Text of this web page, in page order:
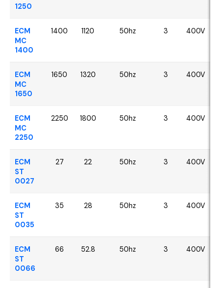
1250
ECM
MC
1400
1400 1120 50hz 3 400V
ECM
MC
1650
1650 1320 50hz 3 400V
ECM
MC
2250
2250 1800 50hz 3 400V
ECM
ST
0027
27 22 50hz 3 400V
ECM
ST
0035
35 28 50hz 3 400V
ECM
ST
0066
66 52.8 50hz 3 400V